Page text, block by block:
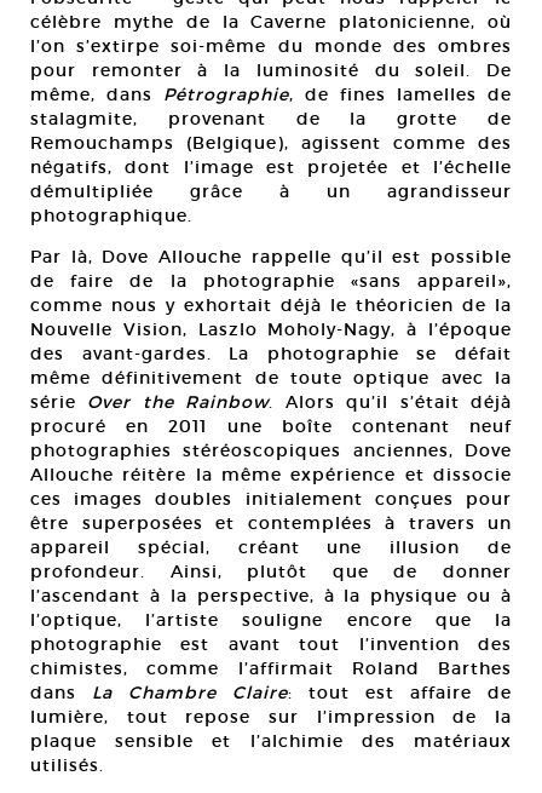
célèbre mythe de la Caverne platonicienne, où
l’on s’extirpe soi-même du monde des ombres
pour remonter à la luminosité du soleil. De
même, dans Pétrographie, de fines lamelles de
stalagmite, provenant de la grotte de
Remouchamps (Belgique), agissent comme des
négatifs, dont l’image est projetée et l’échelle
démultipliée grâce à un agrandisseur
photographique.
Par là, Dove Allouche rappelle qu’il est possible
de faire de la photographie «sans appareil»,
comme nous y exhortait déjà le théoricien de la
Nouvelle Vision, Laszlo Moholy-Nagy, à l’époque
des avant-gardes. La photographie se défait
même définitivement de toute optique avec la
série Over the Rainbow. Alors qu’il s’était déjà
procuré en 2011 une boîte contenant neuf
photographies stéréoscopiques anciennes, Dove
Allouche réitère la même expérience et dissocie
ces images doubles initialement conçues pour
être superposées et contemplées à travers un
appareil spécial, créant une illusion de
profondeur. Ainsi, plutôt que de donner
l’ascendant à la perspective, à la physique ou à
l’optique, l’artiste souligne encore que la
photographie est avant tout l’invention des
chimistes, comme l’affirmait Roland Barthes
dans La Chambre Claire: tout est affaire de
lumière, tout repose sur l’impression de la
plaque sensible et l’alchimie des matériaux
utilisés.